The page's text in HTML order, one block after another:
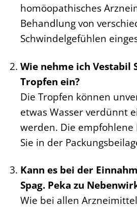
homöopathisches
Behandlung von
Schwindelgefühlen
Wie nehme ich Vestabil
Tropfen ein?
Die Tropfen können
etwas Wasser verdünnt
werden. Die
Sie in der
Kann es bei der
Spag. Peka zu
Wie bei allen